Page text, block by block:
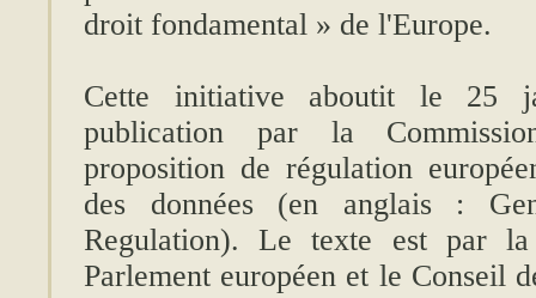
droit fondamental » de l'Europe.
Cette initiative aboutit le 25
publication par la
proposition de régulation
des données (en anglais :
Regulation). Le texte est par
Parlement européen et le Conseil